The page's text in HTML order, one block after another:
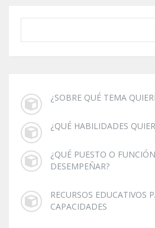
¿SOBRE QUÉ TEMA
¿QUÉ HABILIDADES
¿QUÉ PUESTO O
DESEMPEÑAR?
RECURSOS EDUCATIVOS
CAPACIDADES